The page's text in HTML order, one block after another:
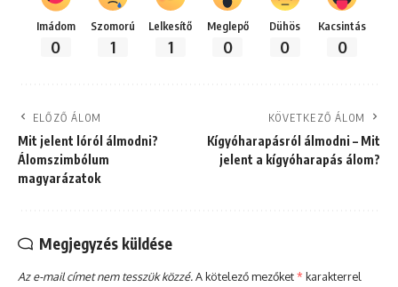
Imádom
0
Szomorú
1
Lelkesítő
1
Meglepő
0
Dühös
0
Kacsintás
0
ELŐZŐ ÁLOM
Mit jelent lóról álmodni?
Álomszimbólum
magyarázatok
KÖVETKEZŐ ÁLOM
Kígyóharapásról álmodni – Mit
jelent a kígyóharapás álom?
Megjegyzés küldése
Az e-mail címet nem tesszük közzé.A kötelező mezőket* karakterrel